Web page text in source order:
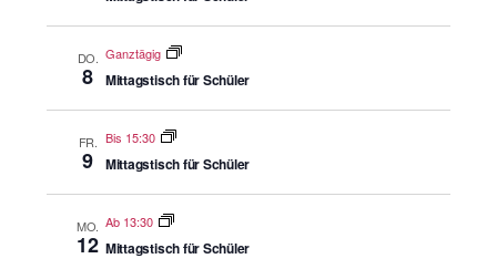
DO.
8
Ganztägig
Mittagstisch für Schüler
FR.
9
Bis 15:30
Mittagstisch für Schüler
MO.
12
Ab 13:30
Mittagstisch für Schüler